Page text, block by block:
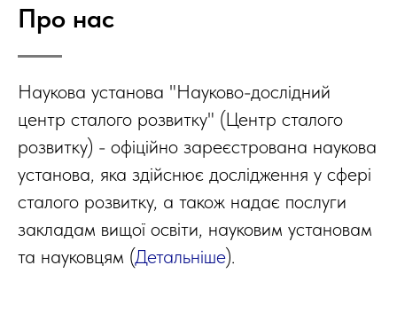
Про нас
Наукова установа "Науково-дослідний
центр сталого розвитку" (Центр сталого
розвитку) - офіційно зареєстрована наукова
установа, яка здійснює дослідження у сфері
сталого розвитку, а також надає послуги
закладам вищої освіти, науковим установам
та науковцям (Детальніше).